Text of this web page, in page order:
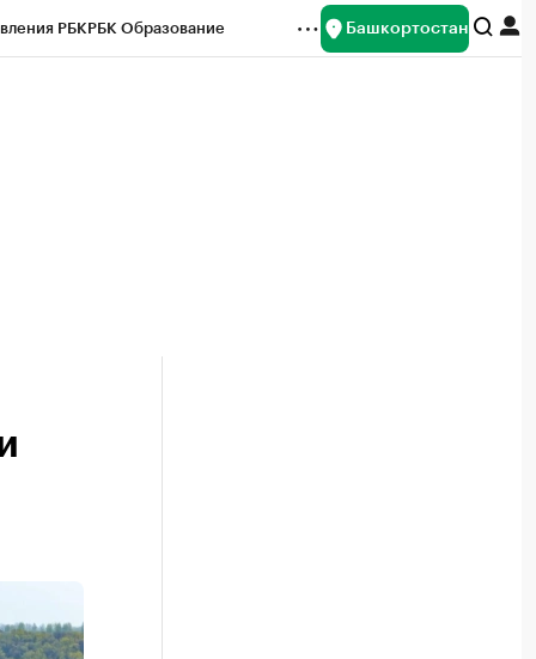
РБКРБК Образование Башкортостан